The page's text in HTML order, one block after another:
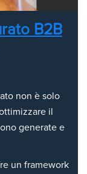
B2B
non è solo
il
generate e
un framework